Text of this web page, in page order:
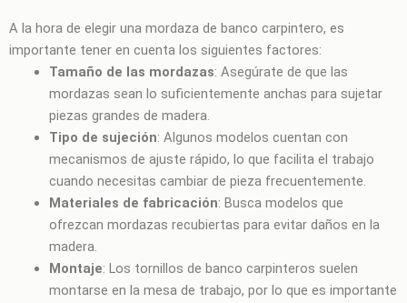
A la hora de elegir una mordaza de banco carpintero, es
importante tener en cuenta los siguientes factores:
Tamaño de las mordazas: Asegúrate de que las
mordazas sean lo suficientemente anchas para sujetar
piezas grandes de madera.
Tipo de sujeción: Algunos modelos cuentan con
mecanismos de ajuste rápido, lo que facilita el trabajo
cuando necesitas cambiar de pieza frecuentemente.
Materiales de fabricación: Busca modelos que
ofrezcan mordazas recubiertas para evitar daños en la
madera.
Montaje: Los tornillos de banco carpinteros suelen
montarse en la mesa de trabajo, por lo que es importante